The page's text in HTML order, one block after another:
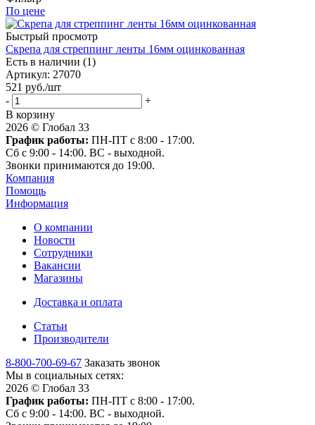
По цене
Быстрый просмотр
Скрепа для стреппинг ленты 16мм оцинкованная
Есть в наличии (1)
Артикул: 27070
521 руб./шт
-
+
В корзину
2026 © Глобал 33
График работы: ПН-ПТ с 8:00 - 17:00.
Сб с 9:00 - 14:00. ВС - выходной.
Звонки принимаются до 19:00.
Компания
Помощь
Информация
О компании
Новости
Сотрудники
Вакансии
Магазины
Доставка и оплата
Статьи
Производители
8-800-700-69-67 Заказать звонок
Мы в социальных сетях:
2026 © Глобал 33
График работы: ПН-ПТ с 8:00 - 17:00.
Сб с 9:00 - 14:00. ВС - выходной.